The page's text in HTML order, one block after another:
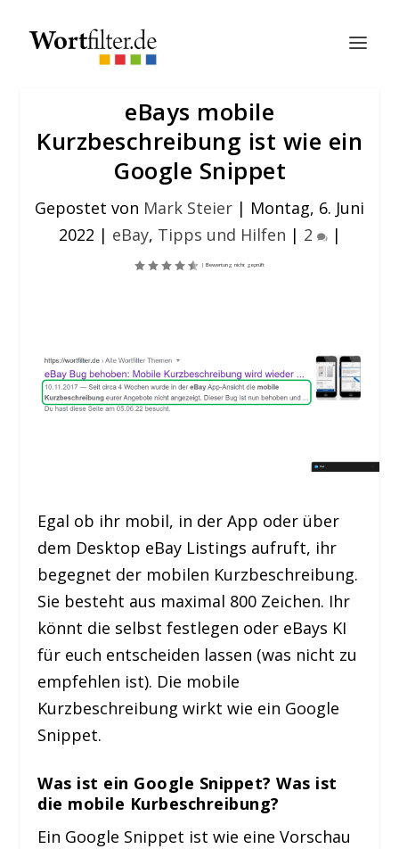
eBays mobile
Kurzbeschreibung ist wie ein
Google Snippet
Gepostet von Mark Steier | Montag, 6. Juni
2022 | eBay, Tipps und Hilfen | 2 |
Egal ob ihr mobil, in der App oder über
dem Desktop eBay Listings aufruft, ihr
begegnet der mobilen Kurzbeschreibung.
Sie besteht aus maximal 800 Zeichen. Ihr
könnt die selbst festlegen oder eBays KI
für euch entscheiden lassen (was nicht zu
empfehlen ist). Die mobile
Kurzbeschreibung wirkt wie ein Google
Snippet.
Was ist ein Google Snippet? Was ist
die mobile Kurbeschreibung?
Ein Google Snippet ist wie eine Vorschau